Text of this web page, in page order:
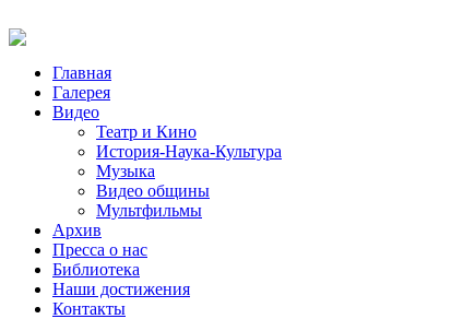
Главная
Галерея
Видео
Театр и Кино
История-Наука-Культура
Музыка
Видео общины
Мультфильмы
Архив
Пресса о нас
Библиотека
Наши достижения
Контакты